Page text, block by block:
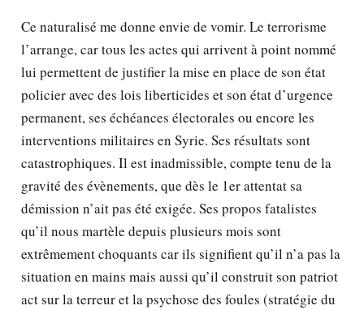
Ce naturalisé me donne envie de vomir. Le terrorisme
l’arrange, car tous les actes qui arrivent à point nommé
lui permettent de justifier la mise en place de son état
policier avec des lois liberticides et son état d’urgence
permanent, ses échéances électorales ou encore les
interventions militaires en Syrie. Ses résultats sont
catastrophiques. Il est inadmissible, compte tenu de la
gravité des évènements, que dès le 1er attentat sa
démission n’ait pas été exigée. Ses propos fatalistes
qu’il nous martèle depuis plusieurs mois sont
extrêmement choquants car ils signifient qu’il n’a pas la
situation en mains mais aussi qu’il construit son patriot
act sur la terreur et la psychose des foules (stratégie du